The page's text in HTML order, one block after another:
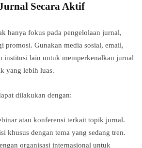
Secara Aktif
hanya fokus pada pengelolaan jurnal,
promosi. Gunakan media sosial, email,
institusi lain untuk memperkenalkan jurnal
yang lebih luas.
dilakukan dengan:
atau konferensi terkait topik jurnal.
khusus dengan tema yang sedang tren.
organisasi internasional untuk